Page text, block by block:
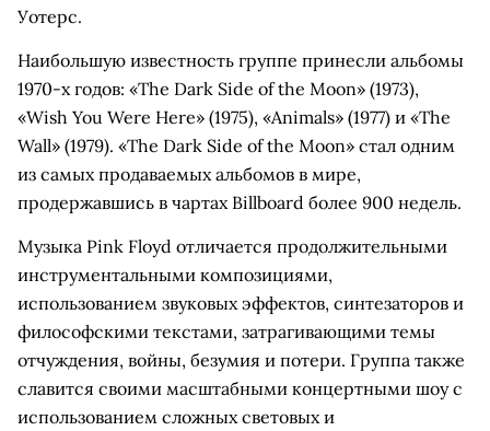
Уотерс.
Наибольшую известность группе принесли альбомы
1970-х годов: «The Dark Side of the Moon» (1973),
«Wish You Were Here» (1975), «Animals» (1977) и «The
Wall» (1979). «The Dark Side of the Moon» стал одним
из самых продаваемых альбомов в мире,
продержавшись в чартах Billboard более 900 недель.
Музыка Pink Floyd отличается продолжительными
инструментальными композициями,
использованием звуковых эффектов, синтезаторов и
философскими текстами, затрагивающими темы
отчуждения, войны, безумия и потери. Группа также
славится своими масштабными концертными шоу с
использованием сложных световых и